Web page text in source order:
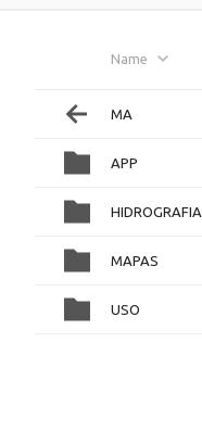
Name
MA
APP
HIDROGRAFIA
MAPAS
USO